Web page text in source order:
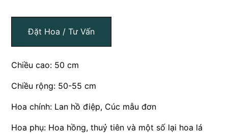
Đặt Hoa / Tư Vấn
Chiều cao: 50 cm
Chiều rộng: 50-55 cm
Hoa chính: Lan hồ điệp, Cúc mẫu đơn
Hoa phụ: Hoa hồng, thuỷ tiên và một số lại hoa lá